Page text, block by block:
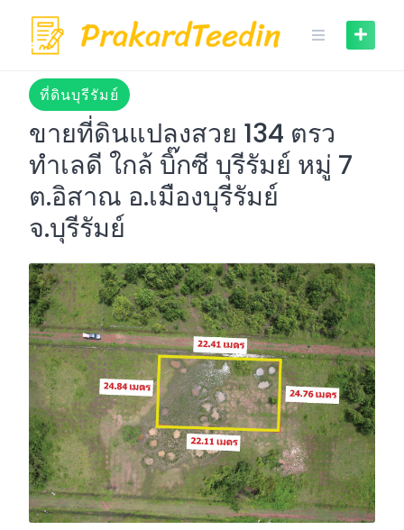
content
ที่ดินบุรีรัมย์
ขายที่ดินแปลงสวย 134 ตรว
ทำเลดี ใกล้ บิ๊กซี บุรีรัมย์ หมู่ 7
ต.อิสาณ อ.เมืองบุรีรัมย์
จ.บุรีรัมย์